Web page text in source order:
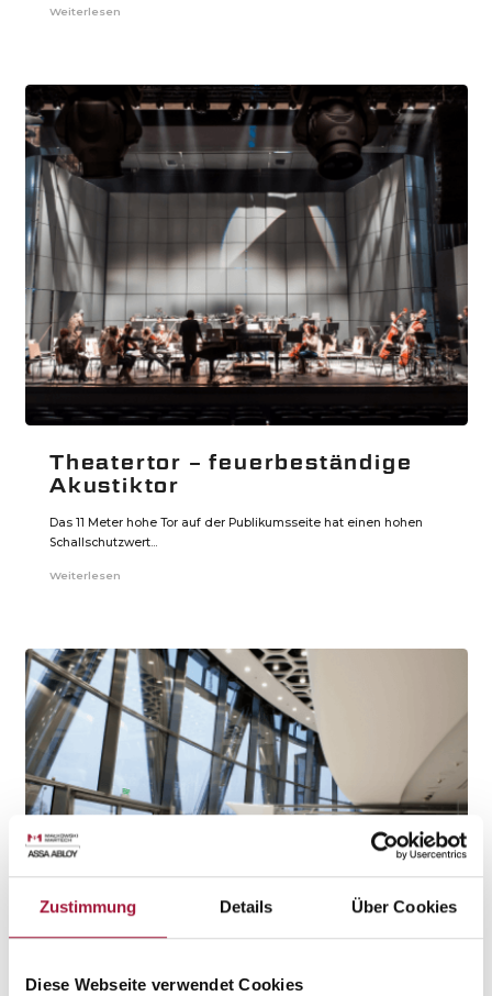
Zustimmung Details Über Cookies
Diese Webseite verwendet Cookies
Weiterlesen
Theatertor – feuerbeständige
Akustiktor
Das 11 Meter hohe Tor auf der Publikumsseite hat einen hohen
Schallschutzwert...
Weiterlesen